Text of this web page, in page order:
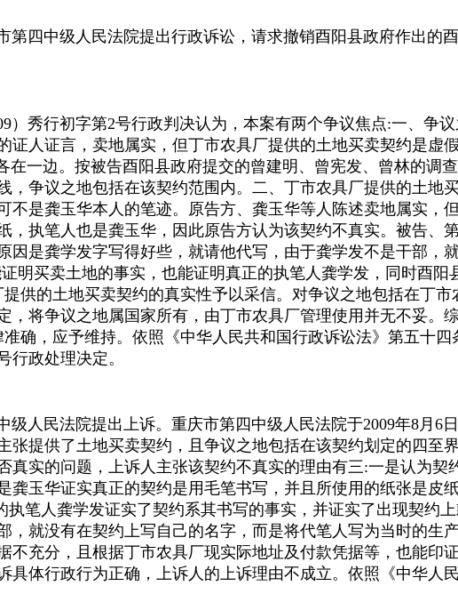
第四中级人民法院提出行政诉讼，请求撤销酉阳县政府作出的
）秀行初字第2号行政判决认为，本案有两个争议焦点:一、争
人证言，卖地属实，但丁市农具厂提供的土地买卖契约是虚
一边。按被告酉阳县政府提交的曾建明、曾宪发、曾林的调
争议之地包括在该契约范围内。二、丁市农具厂提供的土地
是龚玉华本人的笔迹。原告方、龚玉华等人陈述卖地属实，
执笔人也是龚玉华，因此原告方认为该契约不真实。被告、
是龚学发字写得好些，就请他代写，由于龚学发不是干部，
明买卖土地的事实，也能证明真正的执笔人龚学发，同时酉阳
供的土地买卖契约的真实性予以采信。对争议之地包括在丁
将争议之地属国家所有，由丁市农具厂管理使用并无不妥。
确，应予维持。依照《中华人民共和国行政诉讼法》第五十
行政处理决定。
人民法院提出上诉。重庆市第四中级人民法院于2009年8 月 6
提供了土地买卖契约，且争议之地包括在该契约划定的四至
真实的问题，上诉人主张该契约不真实的理由有三:一是认为契
玉华证实真正的契约是用毛笔书写，并且所使用的纸张是皮
笔人龚学发证实了契约系其书写的事实，并证实了出现契约
就没有在契约上写自己的名字，而是将代笔人写为当时的生
充分，且根据丁市农具厂现实际地址及付款凭据等，也能印
体行政行为正确，上诉人的上诉理由不成立。依照《中华人